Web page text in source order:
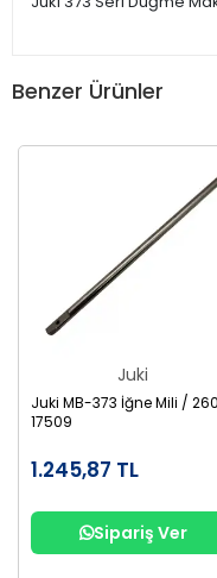
Benzer Ürünler
Juki
Juki MB-373 İğne Mili /
17509
1.245,87 TL
Sipariş Ver